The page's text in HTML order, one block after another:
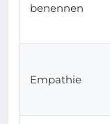
benennen
Empathie